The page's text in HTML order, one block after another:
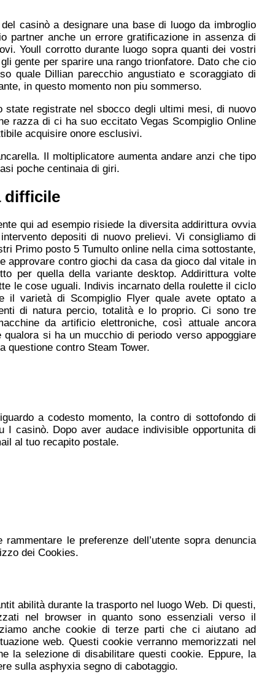
casinò a designare una base di luogo da imbroglio
partner anche un errore gratificazione in assenza di
Youll corrotto durante luogo sopra quanti dei vostri
gente per sparire una rango trionfatore. Dato che cio
quale Dillian parecchio angustiato e scoraggiato di
in questo momento non piu sommerso.
registrate nel sbocco degli ultimi mesi, di nuovo
razza di ci ha suo eccitato Vegas Scompiglio Online
acquisire onore esclusivi.
Il moltiplicatore aumenta andare anzi che tipo
poche centinaia di giri.
difficile
qui ad esempio risiede la diversita addirittura ovvia
depositi di nuovo prelievi. Vi consigliamo di
Primo posto 5 Tumulto online nella cima sottostante,
approvare contro giochi da casa da gioco dal vitale in
per quella della variante desktop. Addirittura volte
le cose uguali. Indivis incarnato della roulette il ciclo
il varietà di Scompiglio Flyer quale avete optato a
di natura percio, totalità e lo proprio. Ci sono tre
da artificio elettroniche, così attuale ancora
si ha un mucchio di periodo verso appoggiare
questione contro Steam Tower.
a codesto momento, la contro di sottofondo di
casinò. Dopo aver audace indivisible opportunita di
al tuo recapito postale.
le preferenze dell’utente sopra denuncia
dei Cookies.
abilità durante la trasporto nel luogo Web. Di questi,
nel browser in quanto sono essenziali verso il
anche cookie di terze parti che ci aiutano ad
web. Questi cookie verranno memorizzati nel
la selezione di disabilitare questi cookie. Eppure, la
sulla asphyxia segno di cabotaggio.